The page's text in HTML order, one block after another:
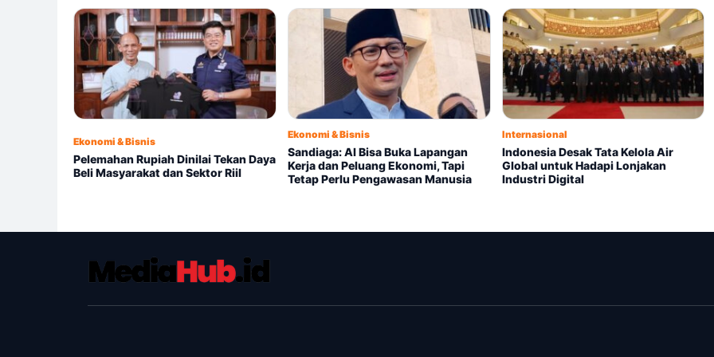
Ekonomi & Bisnis
Pelemahan Rupiah Dinilai Tekan Daya
Beli Masyarakat dan Sektor Riil
Ekonomi & Bisnis
Sandiaga: AI Bisa Buka Lapangan
Kerja dan Peluang Ekonomi, Tapi
Tetap Perlu Pengawasan Manusia
Internasional
Indonesia Desak Tata Kelola Air
Global untuk Hadapi Lonjakan
Industri Digital